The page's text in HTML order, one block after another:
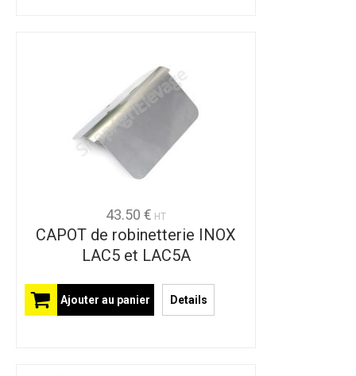
43.50 € HT
CAPOT de robinetterie INOX
LAC5 et LAC5A
Ajouter au panier Details